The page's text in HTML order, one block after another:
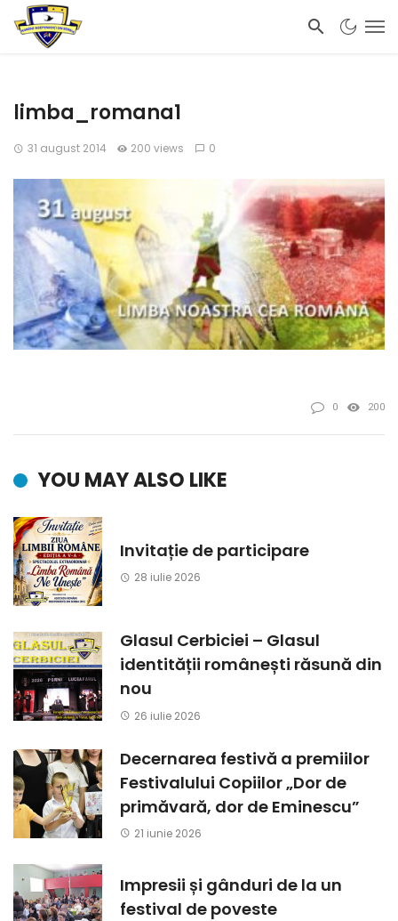
limba_romana1
31 august 2014 200 views 0
0 200
YOU MAY ALSO LIKE
Invitație de participare
28 iulie 2026
Glasul Cerbiciei – Glasul
identității românești răsună din
nou
26 iulie 2026
Decernarea festivă a premiilor
Festivalului Copiilor „Dor de
primăvară, dor de Eminescu”
21 iunie 2026
Impresii și gânduri de la un
festival de poveste